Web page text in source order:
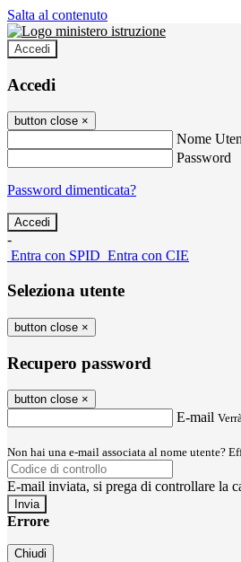
Salta al contenuto
Accedi
Accedi
button close ×
Nome
Password
Password dimenticata?
-
Entra con SPID Entra con CIE
Seleziona utente
button close ×
Recupero password
button close ×
E-mail
Non hai una e-mail associata al nome utente?
E-mail inviata, si prega di controllare la
Errore
Chiudi